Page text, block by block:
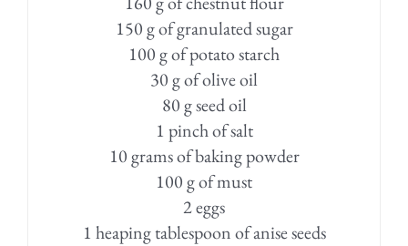
150 g of granulated sugar
100 g of potato starch
30 g of olive oil
80 g seed oil
1 pinch of salt
10 grams of baking powder
100 g of must
2 eggs
1 heaping tablespoon of anise seeds